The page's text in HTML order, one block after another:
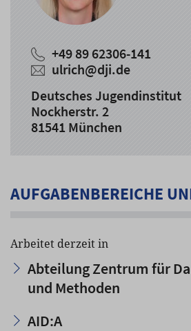
+49 89 62306-141
ulrich@dji.de
Deutsches Jugendinstitut
Nockherstr. 2
81541 München
AUFGABENBEREICHE
Arbeitet derzeit in
Abteilung Zentrum für
und Methoden
AID:A